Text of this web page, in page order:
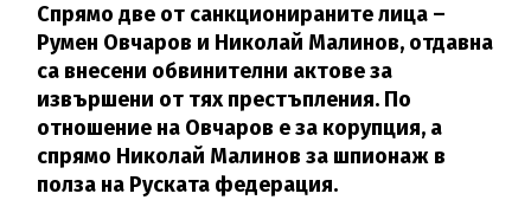
Спрямо две от санкционираните лица –
Румен Овчаров и Николай Малинов, отдавна
са внесени обвинителни актове за
извършени от тях престъпления. По
отношение на Овчаров е за корупция, а
спрямо Николай Малинов за шпионаж в
полза на Руската федерация.